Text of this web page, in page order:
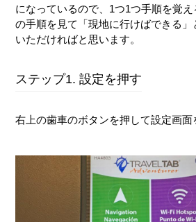
になっているので、1つ1つ手順を覚
の手順を見て「現地に行けばできる」
いただければと思います。
ステップ1. 設定を押す
右上の歯車のボタンを押して設定画面